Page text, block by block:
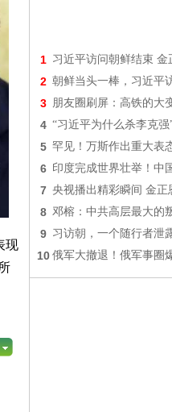
现
1 习近平访问朝鲜结束
2 朝鲜当头一棒，习近平
3 朋友圈刷屏：高铁的大
4 “习近平为什么杀李克强
5 罕见！万斯作出重大表
6 印度完成世界壮举！中
7 央视播出精彩瞬间 金
8 邓榕：中共高层最大的
9 习访朝，一个随行者泄
10 俄军大撤退！俄军事圈